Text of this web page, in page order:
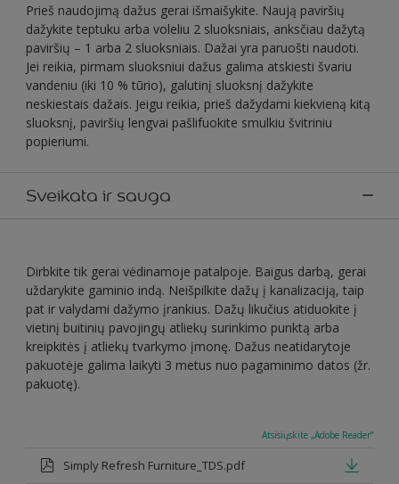
Prieš naudojimą dažus gerai išmaišykite. Naują paviršių
dažykite teptuku arba voleliu 2 sluoksniais, anksčiau dažytą
paviršių – 1 arba 2 sluoksniais. Dažai yra paruošti naudoti.
Jei reikia, pirmam sluoksniui dažus galima atskiesti švariu
vandeniu (iki 10 % tūrio), galutinį sluoksnį dažykite
neskiestais dažais. Jeigu reikia, prieš dažydami kiekvieną kitą
sluoksnį, paviršių lengvai pašlifuokite smulkiu švitriniu
popieriumi.
Sveikata ir sauga
Dirbkite tik gerai vėdinamoje patalpoje. Baigus darbą, gerai
uždarykite gaminio indą. Neišpilkite dažų į kanalizaciją, taip
pat ir valydami dažymo įrankius. Dažų likučius atiduokite į
vietinį buitinių pavojingų atliekų surinkimo punktą arba
kreipkitės į atliekų tvarkymo įmonę. Dažus neatidarytoje
pakuotėje galima laikyti 3 metus nuo pagaminimo datos (žr.
pakuotę).
Atsisiųskite „Adobe Reader“
Simply Refresh Furniture_TDS.pdf